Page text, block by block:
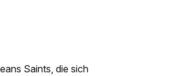
Saints, die sich